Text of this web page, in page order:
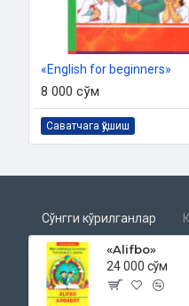
«English for beginners»
8 000 сўм
Саватчага қўшиш
Сўнгги кўрилганлар
«Alifbo»
24 000 сўм